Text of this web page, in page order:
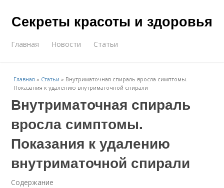
Секреты красоты и здоровья
Главная Новости Статьи
Главная » Статьи » Внутриматочная спираль вросла симптомы.
Показания к удалению внутриматочной спирали
Внутриматочная спираль
вросла симптомы.
Показания к удалению
внутриматочной спирали
Содержание